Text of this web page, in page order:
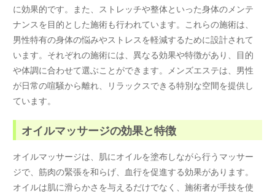
に効果的です。また、ストレッチや整体といった身体のメンテ
ナンスを目的とした施術も行われています。これらの施術は、
男性特有の身体の悩みやストレスを軽減するために設計されて
います。それぞれの施術には、異なる効果や特徴があり、目的
や体調に合わせて選ぶことができます。メンズエステは、男性
が日常の喧騒から離れ、リラックスできる特別な空間を提供し
ています。
オイルマッサージの効果と特徴
オイルマッサージは、肌にオイルを塗布しながら行うマッサー
ジで、筋肉の緊張を和らげ、血行を促進する効果があります。
オイルは肌に滑らかさを与えるだけでなく、施術者が手技を使